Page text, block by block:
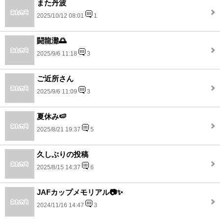
また丹波
2025/10/12 08:01 1
闘龍灘🌅
2025/9/6 11:18 3
ご近所さん
2025/9/6 11:09 3
夏休み🍉
2025/8/21 19:37 5
久しぶりの投稿
2025/8/15 14:37 6
JAFカップメモリアル📷✨
2024/11/16 14:47 3